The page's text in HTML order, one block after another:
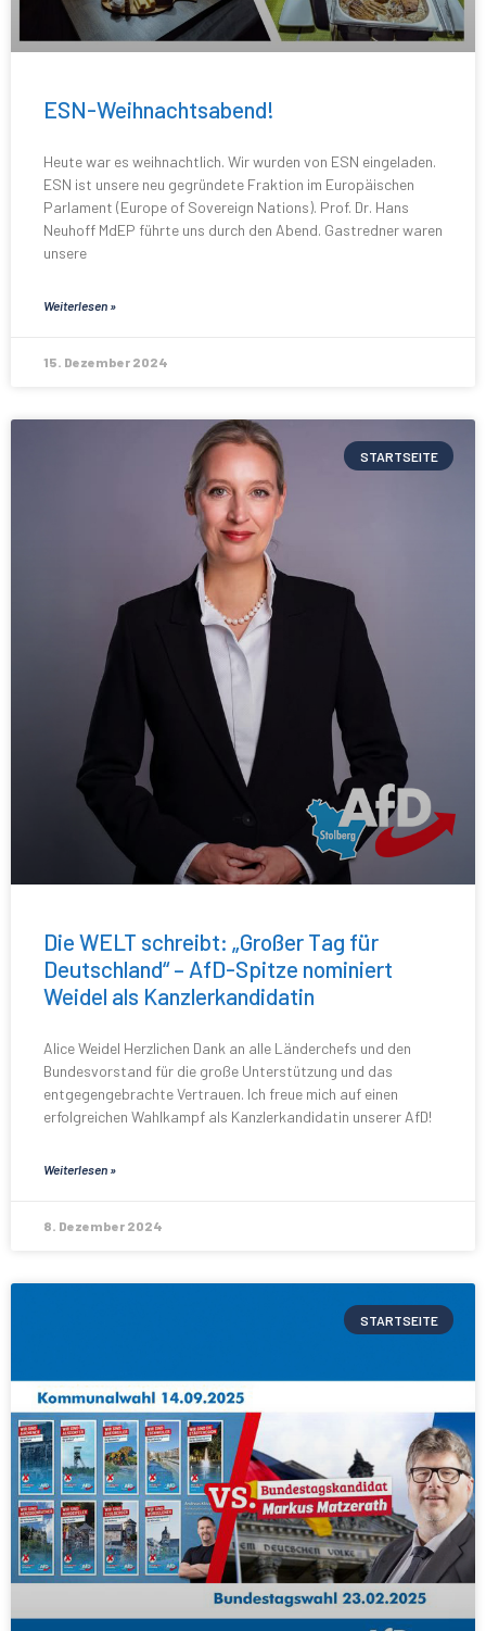
ESN-Weihnachtsabend!
Heute war es weihnachtlich. Wir wurden von ESN eingeladen.
ESN ist unsere neu gegründete Fraktion im Europäischen
Parlament (Europe of Sovereign Nations). Prof. Dr. Hans
Neuhoff MdEP führte uns durch den Abend. Gastredner waren
unsere
Weiterlesen »
15. Dezember 2024
STARTSEITE
Die WELT schreibt: „Großer Tag für
Deutschland“ – AfD-Spitze nominiert
Weidel als Kanzlerkandidatin
Alice Weidel Herzlichen Dank an alle Länderchefs und den
Bundesvorstand für die große Unterstützung und das
entgegengebrachte Vertrauen. Ich freue mich auf einen
erfolgreichen Wahlkampf als Kanzlerkandidatin unserer AfD!
Weiterlesen »
8. Dezember 2024
STARTSEITE